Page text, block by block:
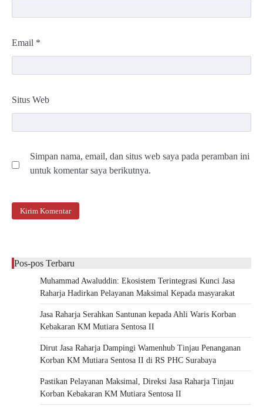
Email *
Situs Web
Simpan nama, email, dan situs web saya pada peramban ini
untuk komentar saya berikutnya.
Pos-pos Terbaru
Muhammad Awaluddin: Ekosistem Terintegrasi Kunci Jasa
Raharja Hadirkan Pelayanan Maksimal Kepada masyarakat
Jasa Raharja Serahkan Santunan kepada Ahli Waris Korban
Kebakaran KM Mutiara Sentosa II
Dirut Jasa Raharja Dampingi Wamenhub Tinjau Penanganan
Korban KM Mutiara Sentosa II di RS PHC Surabaya
Pastikan Pelayanan Maksimal, Direksi Jasa Raharja Tinjau
Korban Kebakaran KM Mutiara Sentosa II